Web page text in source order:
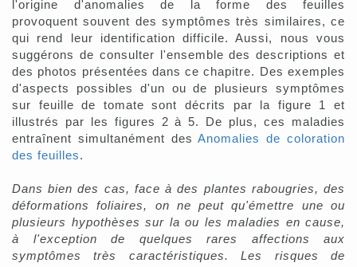
l'origine d'anomalies de la forme des feuilles
provoquent souvent des symptômes très similaires, ce
qui rend leur identification difficile. Aussi, nous vous
suggérons de consulter l'ensemble des descriptions et
des photos présentées dans ce chapitre. Des exemples
d'aspects possibles d'un ou de plusieurs symptômes
sur feuille de tomate sont décrits par la figure 1 et
illustrés par les figures 2 à 5. De plus, ces maladies
entraînent simultanément desAnomalies de coloration
des feuilles.
Dans bien des cas, face à des plantes rabougries, des
déformations foliaires, on ne peut qu'émettre une ou
plusieurs hypothèses sur la ou les maladies en cause,
à l'exception de quelques rares affections aux
symptômes très caractéristiques.
Les risques de